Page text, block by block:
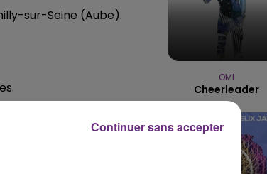
FM LE WEEK-
sur-Seine (Aube).
:
OMI
Cheerleader
16h04
16h04
Continuer sans accepter